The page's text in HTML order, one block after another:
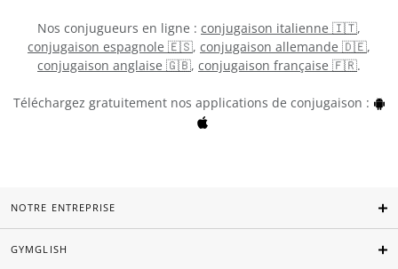
Nos conjugueurs en ligne : conjugaison italienne 🇮🇹,
conjugaison espagnole 🇪🇸, conjugaison allemande 🇩🇪,
conjugaison anglaise 🇬🇧, conjugaison française 🇫🇷.
Téléchargez gratuitement nos applications de conjugaison :
NOTRE ENTREPRISE
GYMGLISH